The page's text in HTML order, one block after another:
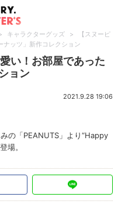
キャラクターグッズ >
【スヌーピ
ナッツ」新作コレクション
い！お部屋であった
ョン
2021.9.28 19:06
の「PEANUTS」より“Happy
場。